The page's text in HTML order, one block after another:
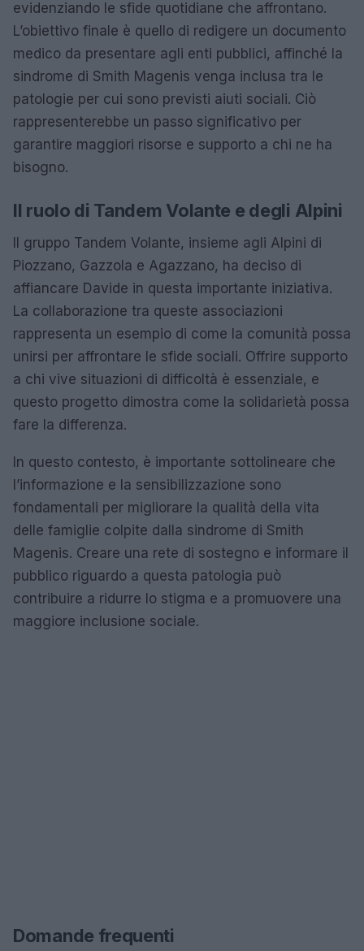
evidenziando le sfide quotidiane che affrontano.
L’obiettivo finale è quello di redigere un documento
medico da presentare agli enti pubblici, affinché la
sindrome di Smith Magenis venga inclusa tra le
patologie per cui sono previsti aiuti sociali. Ciò
rappresenterebbe un passo significativo per
garantire maggiori risorse e supporto a chi ne ha
bisogno.
Il ruolo di Tandem Volante e degli Alpini
Il gruppo Tandem Volante, insieme agli Alpini di
Piozzano, Gazzola e Agazzano, ha deciso di
affiancare Davide in questa importante iniziativa.
La collaborazione tra queste associazioni
rappresenta un esempio di come la comunità possa
unirsi per affrontare le sfide sociali. Offrire supporto
a chi vive situazioni di difficoltà è essenziale, e
questo progetto dimostra come la solidarietà possa
fare la differenza.
In questo contesto, è importante sottolineare che
l’informazione e la sensibilizzazione sono
fondamentali per migliorare la qualità della vita
delle famiglie colpite dalla sindrome di Smith
Magenis. Creare una rete di sostegno e informare il
pubblico riguardo a questa patologia può
contribuire a ridurre lo stigma e a promuovere una
maggiore inclusione sociale.
Domande frequenti